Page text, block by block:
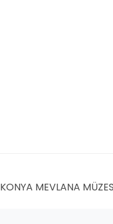
KONYA MEVLANA